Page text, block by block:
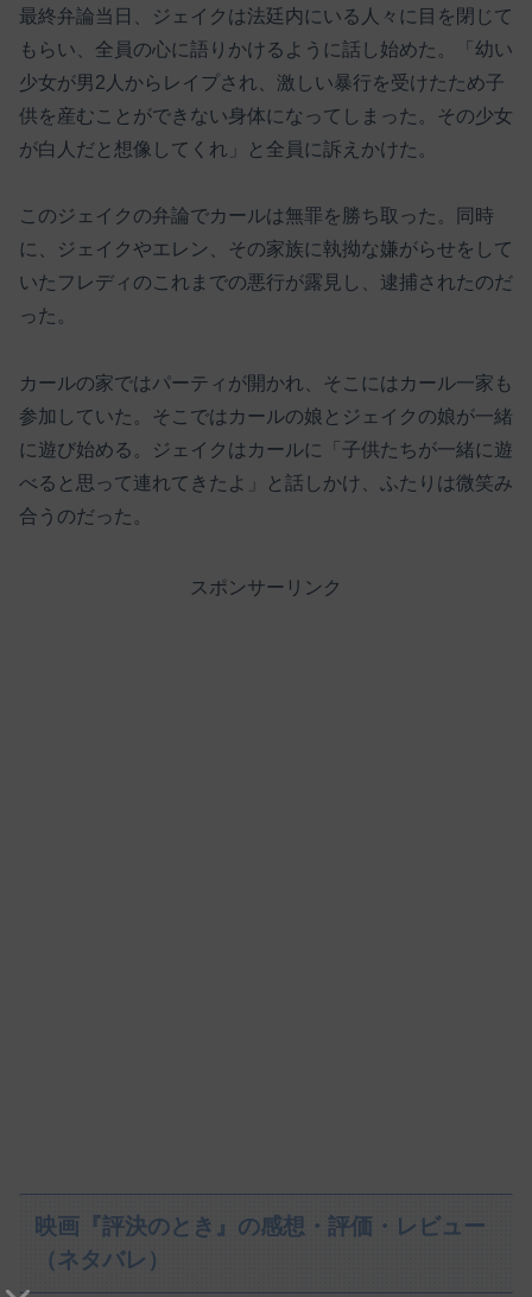
最終弁論当日、ジェイクは法廷内にいる人々に目を閉じて
もらい、全員の心に語りかけるように話し始めた。「幼い
少女が男2人からレイプされ、激しい暴行を受けたため子
供を産むことができない身体になってしまった。その少女
が白人だと想像してくれ」と全員に訴えかけた。
このジェイクの弁論でカールは無罪を勝ち取った。同時
に、ジェイクやエレン、その家族に執拗な嫌がらせをして
いたフレディのこれまでの悪行が露見し、逮捕されたのだ
った。
カールの家ではパーティが開かれ、そこにはカール一家も
参加していた。そこではカールの娘とジェイクの娘が一緒
に遊び始める。ジェイクはカールに「子供たちが一緒に遊
べると思って連れてきたよ」と話しかけ、ふたりは微笑み
合うのだった。
スポンサーリンク
映画『評決のとき』の感想・評価・レビュー
（ネタバレ）